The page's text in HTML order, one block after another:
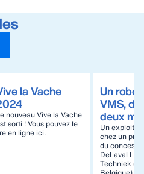
la Vache
nouveau Vive la Vache
sorti ! Vous pouvez le
en ligne ici.
Un
VMS,
deux
Un exploit
chez un
du
DeLaval
Techniek